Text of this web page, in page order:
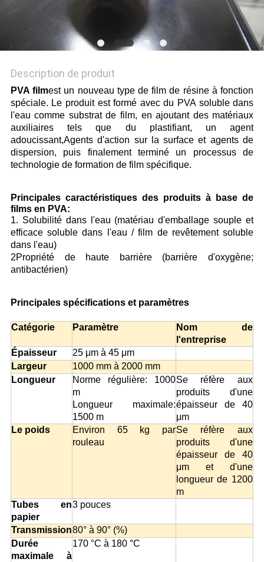
Description de produit
PVA filmest un nouveau type de film de résine à fonction
spéciale. Le produit est formé avec du PVA soluble dans
l'eau comme substrat de film, en ajoutant des matériaux
auxiliaires tels que du plastifiant, un agent
adoucissant,Agents d'action sur la surface et agents de
dispersion, puis finalement terminé un processus de
technologie de formation de film spécifique.
Principales caractéristiques des produits à base de
films en PVA:
1. Solubilité dans l'eau (matériau d'emballage souple et
efficace soluble dans l'eau / film de revêtement soluble
dans l'eau)
2Propriété de haute barrière (barrière d'oxygène;
antibactérien)
Principales spécifications et paramètres
Catégorie Paramètre
Nom de
l'entreprise
Épaisseur
25 μm à 45 μm
Largeur
1000 mm à 2000 mm
Longueur
Norme régulière: 1000
m
Longueur maximale:
1500 m
Se réfère aux
produits d'une
épaisseur de 40
μm
Le poids
Environ 65 kg par
rouleau
Se réfère aux
produits d'une
épaisseur de 40
μm et d'une
longueur de 1200
m
Tubes en
papier
3 pouces
Transmission80° à 90° (%)
Durée
maximale à
170 °C à 180 °C